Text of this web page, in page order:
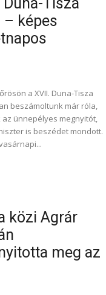
– képes
a XVII. Duna-Tisza
beszámoltunk már róla,
ünnepélyes megnyitót,
is beszédet mondott.
közi Agrár
meg az